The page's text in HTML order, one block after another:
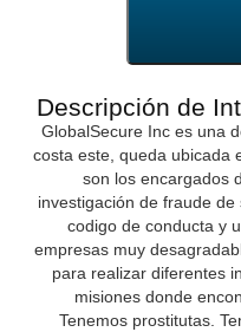
Descripción de
GlobalSecure Inc es una
costa este, queda ubicada
son los encargados
investigación de fraude
codigo de conducta y
empresas muy
para realizar diferentes
misiones donde
Tenemos prostitutas.